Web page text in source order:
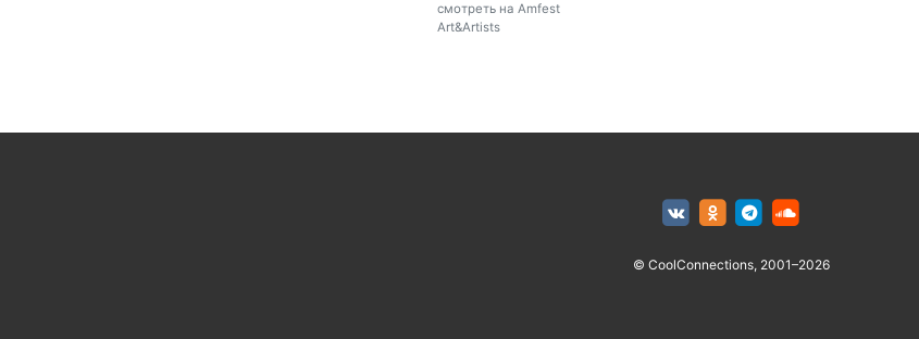
смотреть на Amfest
Art&Artists
© CoolConnections, 2001–2026